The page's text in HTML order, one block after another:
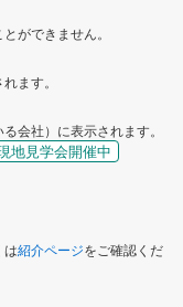
ができません。
ます。
会社）に表示されます。
地見学会開催中
は紹介ページをご確認くだ